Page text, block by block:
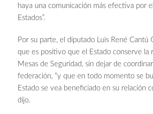
haya una comunicación más efectiva por
Estados”.
Por su parte, el diputado Luis René Cantú
que es positivo que el Estado conserve la
Mesas de Seguridad, sin dejar de
federación, “y que en todo momento se
Estado se vea beneficiado en su relación
dijo.